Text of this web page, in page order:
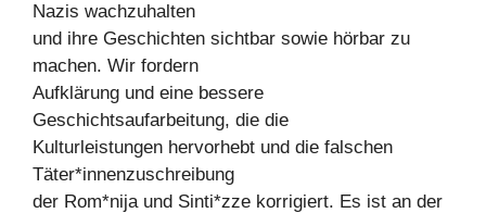
Nazis wachzuhalten
und ihre Geschichten sichtbar sowie hörbar zu
machen. Wir fordern
Aufklärung und eine bessere
Geschichtsaufarbeitung, die die
Kulturleistungen hervorhebt und die falschen
Täter*innenzuschreibung
der Rom*nija und Sinti*zze korrigiert. Es ist an der